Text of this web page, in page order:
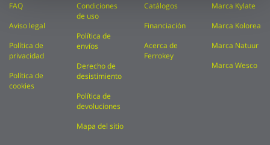
FAQ
Aviso legal
Política de
privacidad
Política de
cookies
Condiciones
de uso
Política de
envíos
Derecho de
desistimiento
Política de
devoluciones
Mapa del sitio
Catálogos
Financiación
Acerca de
Ferrokey
Marca Kylate
Marca Kolorea
Marca Natuur
Marca Wesco